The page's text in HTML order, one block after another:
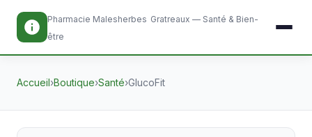
Pharmacie Malesherbes Gratreaux — Santé & Bien-
être
Accueil›Boutique›Santé›GlucoFit